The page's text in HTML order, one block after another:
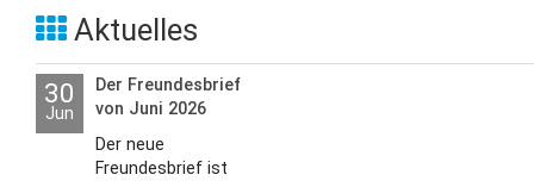
Aktuelles
30
Jun
Der Freundesbrief
von Juni 2026
Der neue
Freundesbrief ist